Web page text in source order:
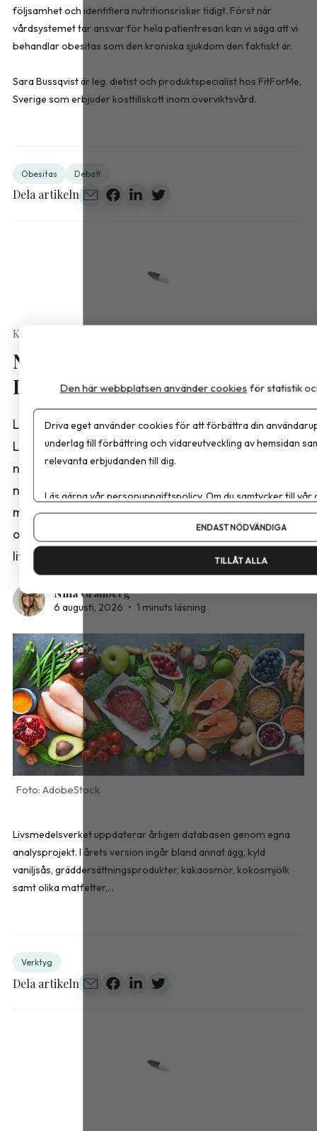
följsamhet och identifiera nutritionsrisker tidigt. Först när
vårdsystemet tar ansvar för hela patientresan kan vi säga att vi
behandlar obesitas som den kroniska sjukdom den faktiskt är.
Sara Bussqvist är leg. dietist och produktspecialist hos FitForMe,
Sverige som erbjuder kosttillskott inom överviktsvård.
Obesitas Debatt
Dela artikeln
Kalkyler & Verktyg
Nya näringsvärden i
Livsmedelsdatabasen
Livsmedelsverket har publicerat en ny version av
Livsmedelsdatabasen med reviderade
näringsvärden för ett stort antal livsmedel. Bland
nyheterna finns analyser från projektet ”Fetter,
mejerier och ägg 2025” samt kompletterande data
om frukt och grönsaker från de norska och danska
livsmedelsdatabaserna.
Nina Granberg
6 augusti, 2026 • 1 minuts läsning
AdobeStock
Livsmedelsverket uppdaterar årligen databasen genom egna
analysprojekt. I årets version ingår bland annat ägg, kyld
vaniljsås, gräddersättningsprodukter, kakaosmör, kokosmjölk
samt olika matfetter,...
Verktyg
Dela artikeln
Den här webbplatsen använder cookies för statistik
Driva eget använder cookies för att förbättra din
underlag till förbättring och vidareutveckling av hemsidan
relevanta erbjudanden till dig.
Läs gärna vårpersonuppgiftspolicy. Om du samtycker till vår
Om du vill ändra ditt val i efterhand hittar du den möjligheten
ENDAST NÖDVÄNDIGA
TILLÅT ALLA